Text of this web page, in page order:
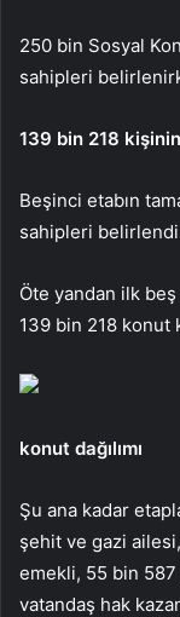
250 bin Sosyal
sahipleri
139 bin 218
Beşinci etabın
sahipleri
Öte yandan ilk
139 bin 218 konut
konut dağılımı
Şu ana kadar
şehit ve gazi
emekli, 55 bin
vatandaş hak